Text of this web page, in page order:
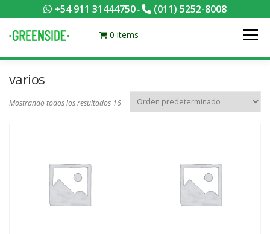
+54 911 31444750- (011) 5252-8008
al
contenido
0 items Menú
PACKS EQUILIBRADOS
varios
Mostrando todos los resultados 16